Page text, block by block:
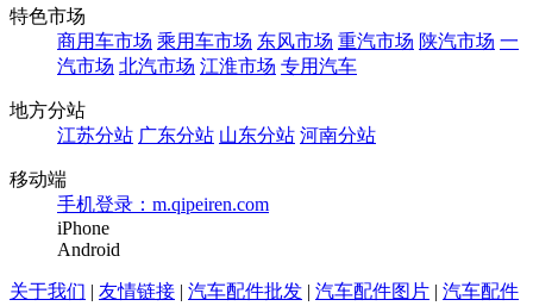
特色市场
商用车市场 乘用车市场 东风市场 重汽市场 陕汽市场 一
汽市场 北汽市场 江淮市场 专用汽车
地方分站
江苏分站 广东分站 山东分站 河南分站
移动端
手机登录：m.qipeiren.com
iPhone
Android
关于我们 | 友情链接 | 汽车配件批发 | 汽车配件图片 | 汽车配件